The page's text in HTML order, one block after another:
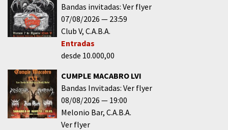
Bandas invitadas: Ver flyer
07/08/2026
23:59
Club V C.A.B.A.
Entradas
desde 10.000,00
CUMPLE MACABRO LVI
Bandas Invitadas: Ver flyer
08/08/2026
19:00
Melonio Bar C.A.B.A.
Ver flyer